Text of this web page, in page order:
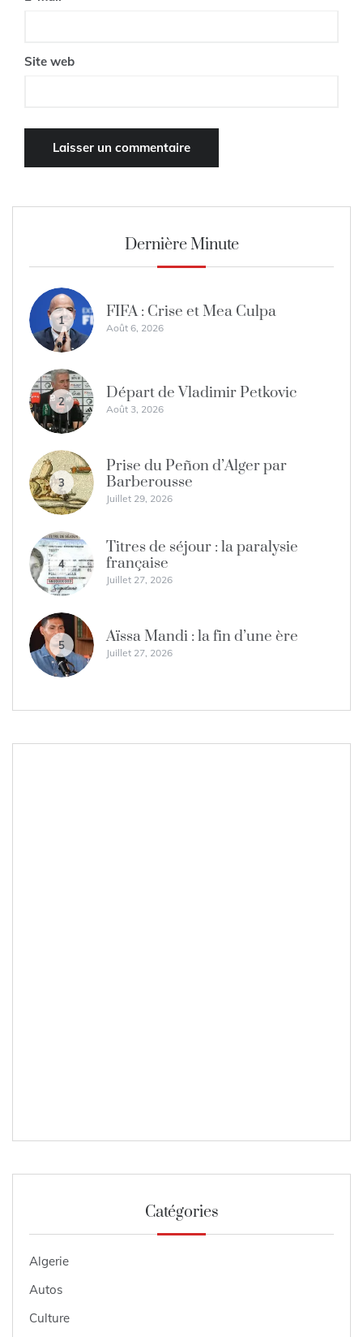
Site web
Dernière Minute
1 FIFA : Crise et Mea Culpa
Août 6, 2026
2 Départ de Vladimir Petkovic
Août 3, 2026
3
Prise du Peñon d’Alger par
Barberousse
Juillet 29, 2026
4
Titres de séjour : la paralysie
française
Juillet 27, 2026
5 Aïssa Mandi : la fin d’une ère
Juillet 27, 2026
Catégories
Algerie
Autos
Culture